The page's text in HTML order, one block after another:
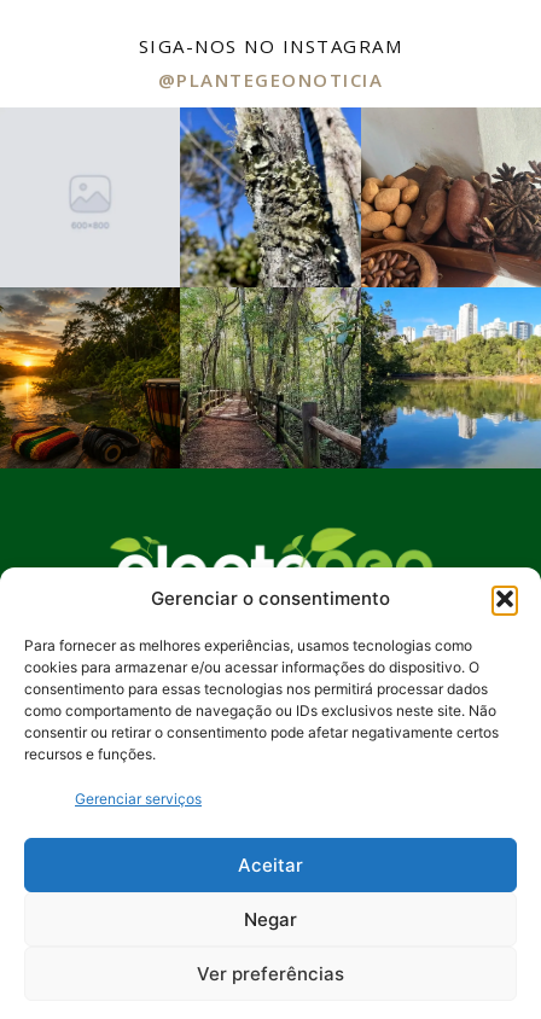
Gerenciar o consentimento
Para fornecer as melhores experiências, usamos tecnologias como
cookies para armazenar e/ou acessar informações do dispositivo. O
consentimento para essas tecnologias nos permitirá processar dados
como comportamento de navegação ou IDs exclusivos neste site. Não
consentir ou retirar o consentimento pode afetar negativamente certos
recursos e funções.
Gerenciar serviços
Aceitar
Negar
Ver preferências
SIGA-NOS NO INSTAGRAM
@PLANTEGEONOTICIA
No Plante Geo Notícias, buscamos promover
uma compreensão mais profunda das questões
ambientais, incentivando ações sustentáveis e
despertando o interesse pela preservação de
nosso planeta. Junte-se a nós na jornada rumo a
um futuro mais verde e equilibrado.
Contato:contato@plantegeonoticias.com.br